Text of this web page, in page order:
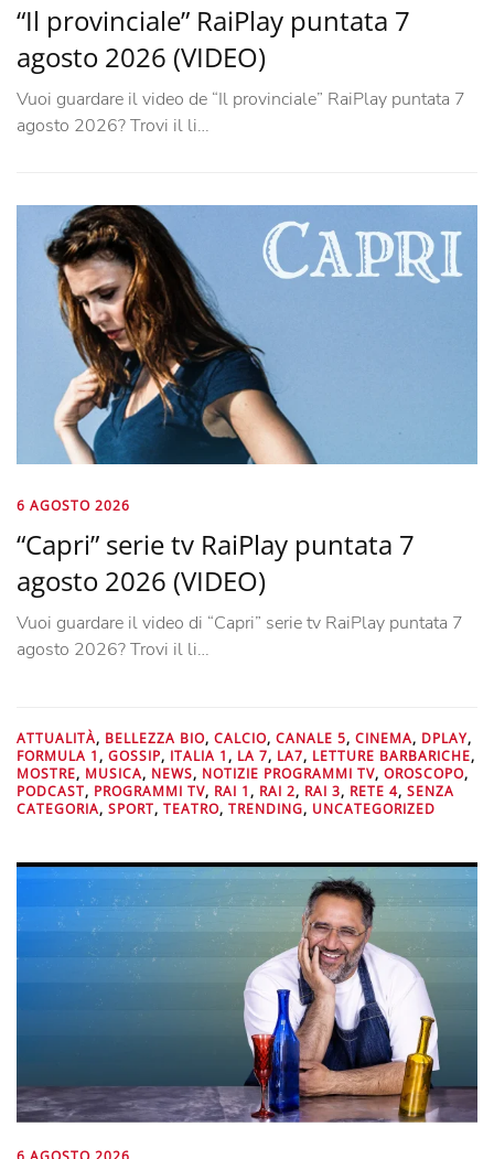
“Il provinciale” RaiPlay puntata 7
agosto 2026 (VIDEO)
Vuoi guardare il video de “Il provinciale” RaiPlay puntata 7
agosto 2026? Trovi il li…
6 AGOSTO 2026
“Capri” serie tv RaiPlay puntata 7
agosto 2026 (VIDEO)
Vuoi guardare il video di “Capri” serie tv RaiPlay puntata 7
agosto 2026? Trovi il li…
ATTUALITÀ, BELLEZZA BIO, CALCIO, CANALE 5, CINEMA, DPLAY,
FORMULA 1 , GOSSIP, ITALIA 1 , LA 7, LA7, LETTURE BARBARICHE,
MOSTRE, MUSICA, NEWS, NOTIZIE PROGRAMMI TV, OROSCOPO,
PODCAST, PROGRAMMI TV, RAI 1 , RAI 2, RAI 3, RETE 4, SENZA
CATEGORIA, SPORT, TEATRO, TRENDING, UNCATEGORIZED